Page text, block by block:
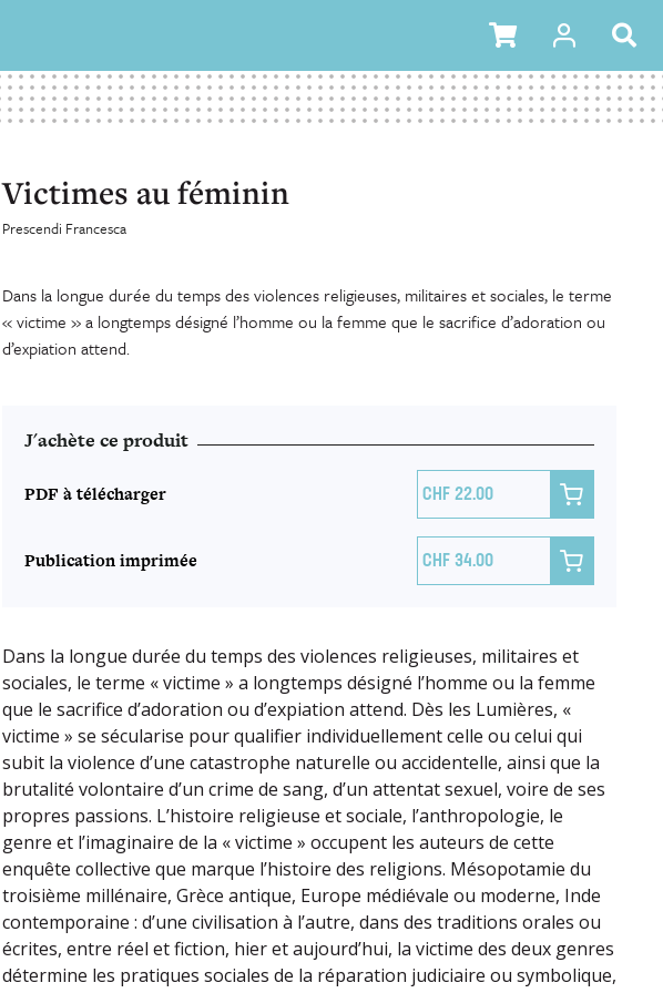
Victimes au féminin
Prescendi Francesca
Dans la longue durée du temps des violences religieuses, militaires et sociales, le terme
« victime » a longtemps désigné l’homme ou la femme que le sacrifice d’adoration ou
d’expiation attend.
J'achète ce produit
PDF à télécharger 22.00 
Publication imprimée 34.00 
Dans la longue durée du temps des violences religieuses, militaires et
sociales, le terme « victime » a longtemps désigné l’homme ou la femme
que le sacrifice d’adoration ou d’expiation attend. Dès les Lumières, «
victime » se sécularise pour qualifier individuellement celle ou celui qui
subit la violence d’une catastrophe naturelle ou accidentelle, ainsi que la
brutalité volontaire d’un crime de sang, d’un attentat sexuel, voire de ses
propres passions. L’histoire religieuse et sociale, l’anthropologie, le
genre et l’imaginaire de la « victime » occupent les auteurs de cette
enquête collective que marque l’histoire des religions. Mésopotamie du
troisième millénaire, Grèce antique, Europe médiévale ou moderne, Inde
contemporaine : d’une civilisation à l’autre, dans des traditions orales ou
écrites, entre réel et fiction, hier et aujourd’hui, la victime des deux genres
détermine les pratiques sociales de la réparation judiciaire ou symbolique,